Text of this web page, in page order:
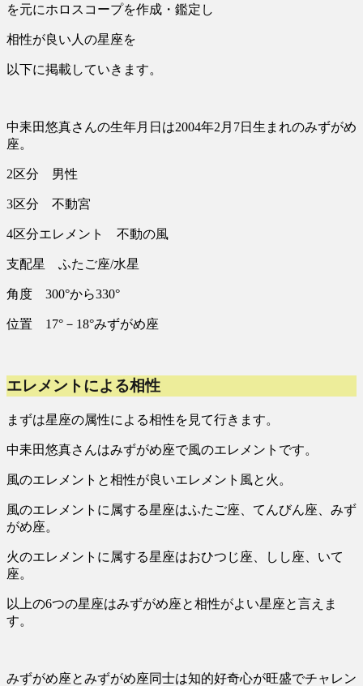
を元にホロスコープを作成・鑑定し
相性が良い人の星座を
以下に掲載していきます。
中耒田悠真さんの生年月日は2004年2月7日生まれのみずがめ
座。
2区分 男性
3区分 不動宮
4区分エレメント 不動の風
支配星 ふたご座/水星
角度 300°から330°
位置 17°－18°みずがめ座
エレメントによる相性
まずは星座の属性による相性を見て行きます。
中耒田悠真さんはみずがめ座で風のエレメントです。
風のエレメントと相性が良いエレメント風と火。
風のエレメントに属する星座はふたご座、てんびん座、みず
がめ座。
火のエレメントに属する星座はおひつじ座、しし座、いて
座。
以上の6つの星座はみずがめ座と相性がよい星座と言えま
す。
みずがめ座とみずがめ座同士は知的好奇心が旺盛でチャレン